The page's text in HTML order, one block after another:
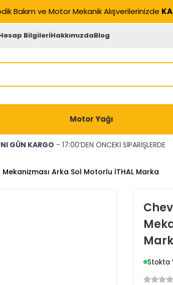
Bakım ve Motor Mekanik Alışverilerinizde
BilgileriHakkımızdaBlog
Motor Yağı
GÜN KARGO - 17:00’DEN ÖNCEKİ SİPARİŞLERDE
Arka Sol Motorlu İTHAL Marka
Stokta